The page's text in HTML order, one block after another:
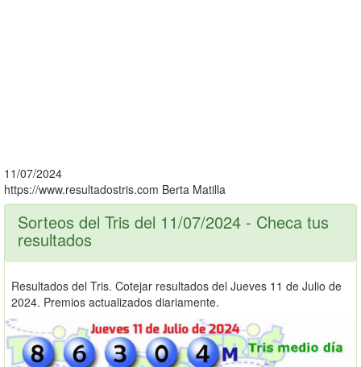
11/07/2024
https://www.resultadostris.com Berta Matilla
Sorteos del Tris del 11/07/2024 - Checa tus
resultados
Resultados del Tris. Cotejar resultados del Jueves 11 de Julio de
2024. Premios actualizados diariamente.